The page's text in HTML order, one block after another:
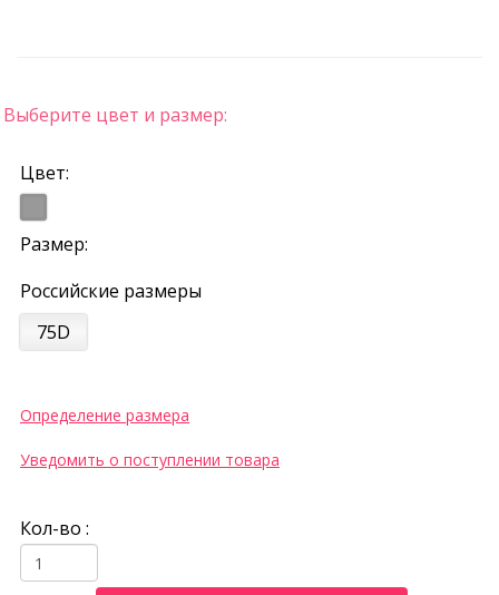
Выберите цвет и размер:
Цвет:
Размер:
Российские размеры
75D
Определение размера
Уведомить о поступлении товара
Кол-во :